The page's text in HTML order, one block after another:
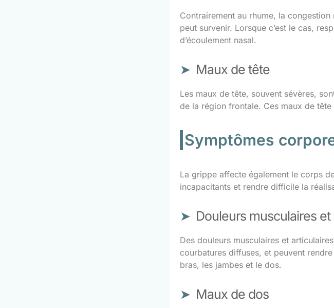
Contrairement au rhume, la
peut survenir. Lorsque c’est le cas,
d’écoulement nasal.
Maux de tête
Les maux de tête, souvent sévères,
de la région frontale. Ces maux de
Symptômes
La grippe affecte également le corps
incapacitants et rendre difficile la
Douleurs musculaires
Des douleurs musculaires et
courbatures diffuses, et peuvent
bras, les jambes et le dos.
Maux de dos